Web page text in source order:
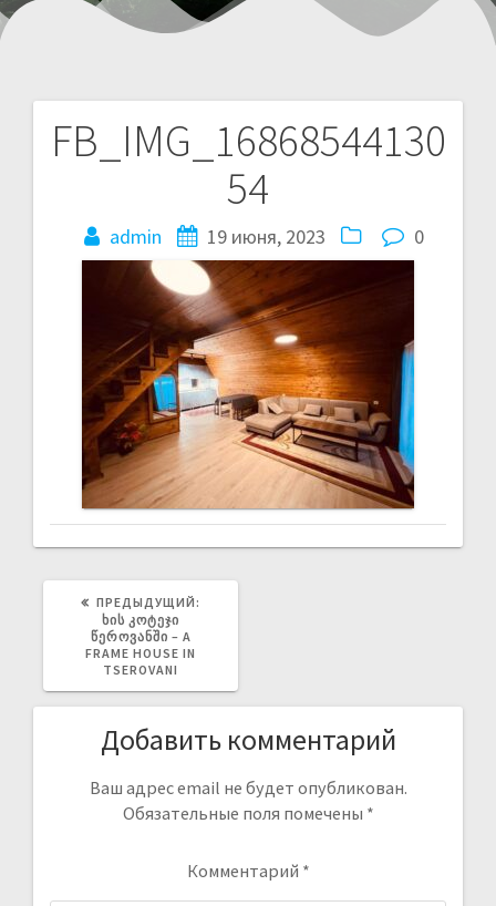
FB_IMG_16868544130
54
admin 19 июня, 2023 0
ПРЕДЫДУЩИЙ:
ᲮᲘᲡ ᲙᲝᲢᲔᲯᲘ
ᲬᲔᲠᲝᲕᲐᲜᲨᲘ – A
FRAME HOUSE IN
TSEROVANI
Добавить комментарий
Ваш адрес email не будет опубликован.
Обязательные поля помечены *
Комментарий *